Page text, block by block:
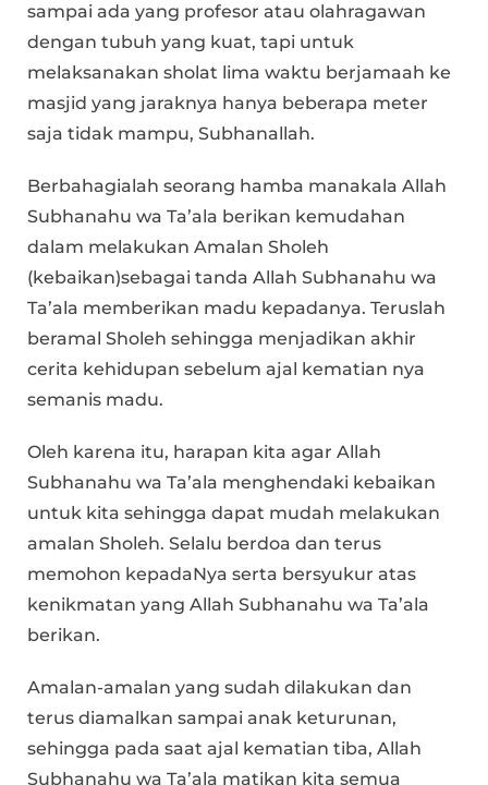
sampai ada yang profesor atau olahragawan
dengan tubuh yang kuat, tapi untuk
melaksanakan sholat lima waktu berjamaah ke
masjid yang jaraknya hanya beberapa meter
saja tidak mampu, Subhanallah.
Berbahagialah seorang hamba manakala Allah
Subhanahu wa Ta’ala berikan kemudahan
dalam melakukan Amalan Sholeh
(kebaikan)sebagai tanda Allah Subhanahu wa
Ta’ala memberikan madu kepadanya. Teruslah
beramal Sholeh sehingga menjadikan akhir
cerita kehidupan sebelum ajal kematian nya
semanis madu.
Oleh karena itu, harapan kita agar Allah
Subhanahu wa Ta’ala menghendaki kebaikan
untuk kita sehingga dapat mudah melakukan
amalan Sholeh. Selalu berdoa dan terus
memohon kepadaNya serta bersyukur atas
kenikmatan yang Allah Subhanahu wa Ta’ala
berikan.
Amalan-amalan yang sudah dilakukan dan
terus diamalkan sampai anak keturunan,
sehingga pada saat ajal kematian tiba, Allah
Subhanahu wa Ta’ala matikan kita semua